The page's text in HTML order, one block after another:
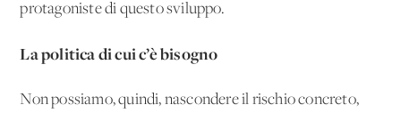
protagoniste di questo sviluppo.
La politica di cui c’è bisogno
Non possiamo, quindi, nascondere il rischio concreto,